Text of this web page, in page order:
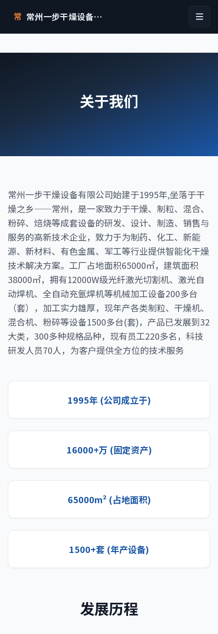
常 常州一步干燥设备有限公司
关于我们
常州一步干燥设备有限公司始建于1995年,坐落于干
燥之乡——常州，是一家致力于干燥、制粒、混合、
粉碎、焙烧等成套设备的研发、设计、制造、销售与
服务的高新技术企业，致力于为制药、化工、新能
源、新材料、有色金属、军工等行业提供智能化干燥
技术解决方案。工厂占地面积65000㎡，建筑面积
38000㎡，拥有12000W级光纤激光切割机、激光自
动焊机、全自动充氩焊机等机械加工设备200多台
（套），加工实力雄厚，现年产各类制粒、干燥机、
混合机、粉碎等设备1500多台(套)，产品已发展到32
大类，300多种规格品种，现有员工220多名，科技
研发人员70人，为客户提供全方位的技术服务
1995年 (公司成立于)
16000+万 (固定资产)
65000m² (占地面积)
1500+套 (年产设备)
发展历程